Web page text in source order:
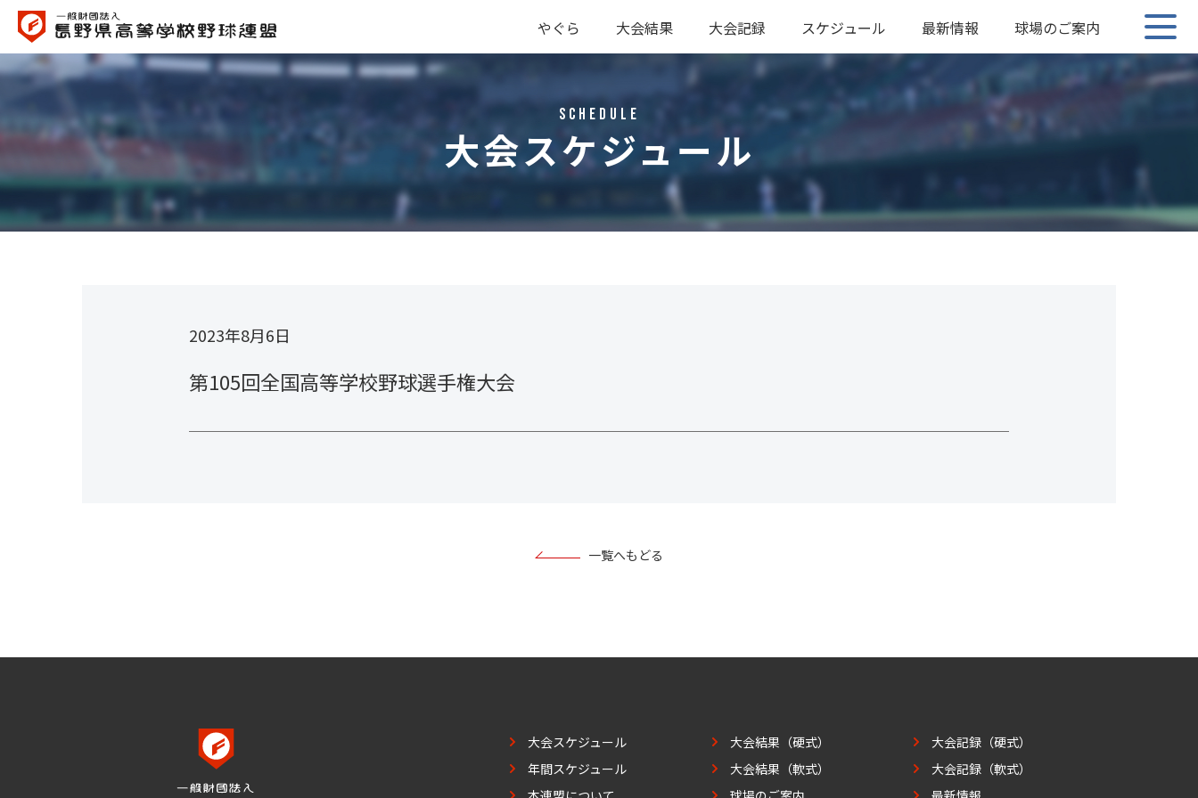
やぐら
大会結果
硬式
軟式
大会記録
硬式
軟式
スケジュール 最新情報 球場のご案内
Schedule
大会スケジュール
2023年8月6日
第105回全国高等学校野球選手権大会
一覧へもどる
大会スケジュール
年間スケジュール
大会結果（硬式）
大会結果（軟式）
大会記録（硬式）
大会記録（軟式）